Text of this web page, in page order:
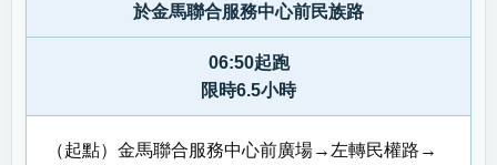
於金馬聯合服務中心前民族路
06:50起跑
限時6.5小時
（起點）金馬聯合服務中心前廣場→左轉民權路→